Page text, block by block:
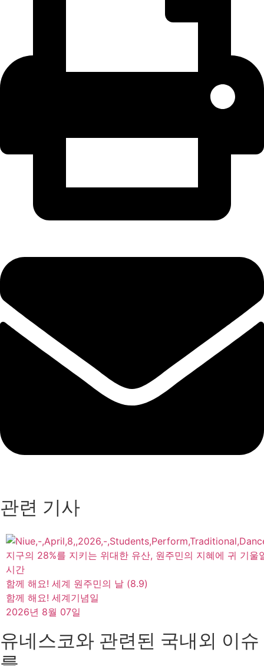
관련 기사
지구의 28%를 지키는 위대한 유산, 원주민의 지혜에 귀 기울
시간
함께 해요! 세계 원주민의 날 (8.9)
함께 해요! 세계기념일
2026년 8월 07일
유네스코와 관련된 국내외 이슈